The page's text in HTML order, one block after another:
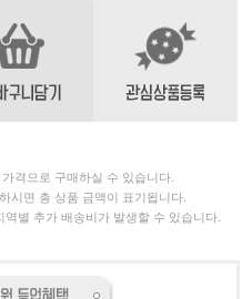
격으로 구매하실 수 있습니다.
시면 총 상품 금액이 표기됩니다.
별 추가 배송비가 발생할 수 있습니다.